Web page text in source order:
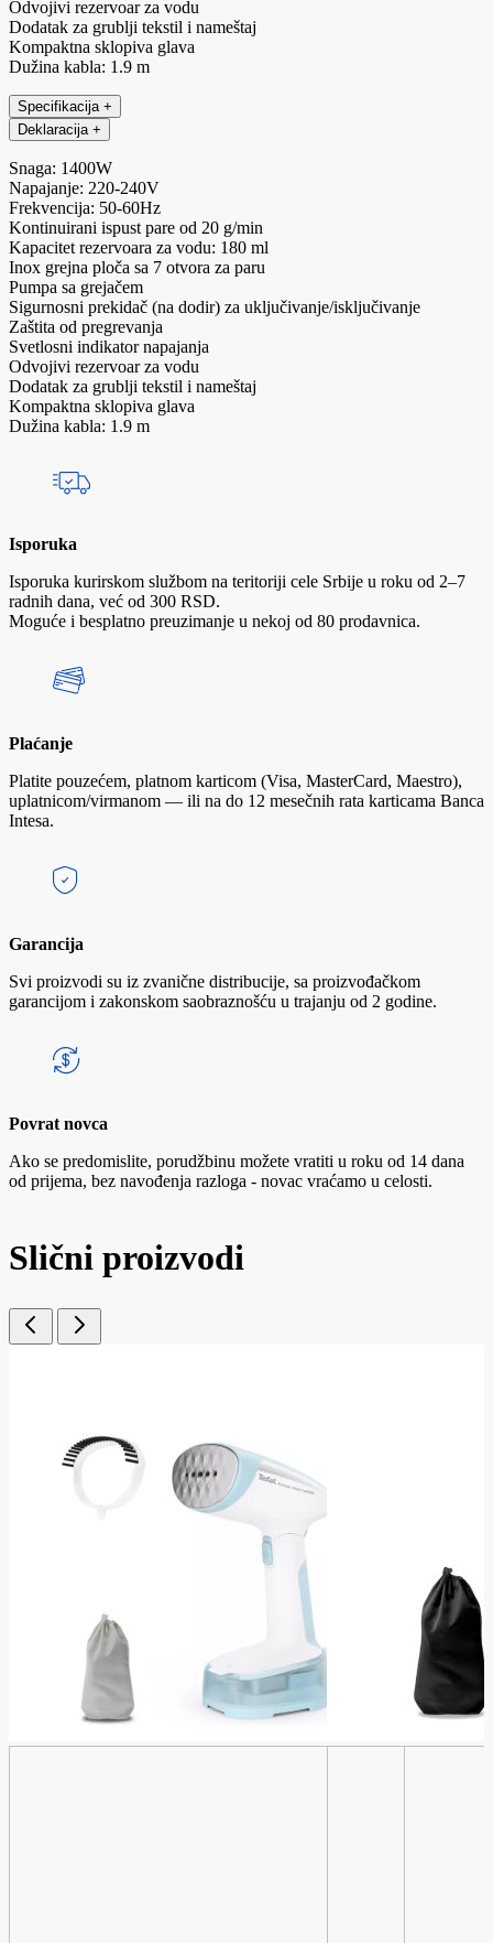
Odvojivi rezervoar za vodu
Dodatak za grublji tekstil i nameštaj
Kompaktna sklopiva glava
Dužina kabla: 1.9 m
Specifikacija +
Deklaracija +
Snaga: 1400W
Napajanje: 220-240V
Frekvencija: 50-60Hz
Kontinuirani ispust pare od 20 g/min
Kapacitet rezervoara za vodu: 180 ml
Inox grejna ploča sa 7 otvora za paru
Pumpa sa grejačem
Sigurnosni prekidač (na dodir) za uključivanje/isključivanje
Zaštita od pregrevanja
Svetlosni indikator napajanja
Odvojivi rezervoar za vodu
Dodatak za grublji tekstil i nameštaj
Kompaktna sklopiva glava
Dužina kabla: 1.9 m
Isporuka
Isporuka kurirskom službom na teritoriji cele Srbije u roku od 2–7
radnih dana, već od 300 RSD.
Moguće i besplatno preuzimanje u nekoj od 80 prodavnica.
Plaćanje
Platite pouzećem, platnom karticom (Visa, MasterCard, Maestro),
uplatnicom/virmanom — ili na do 12 mesečnih rata karticama Banca
Intesa.
Garancija
Svi proizvodi su iz zvanične distribucije, sa proizvođačkom
garancijom i zakonskom saobraznošću u trajanju od 2 godine.
Povrat novca
Ako se predomislite, porudžbinu možete vratiti u roku od 14 dana
od prijema, bez navođenja razloga - novac vraćamo u celosti.
Slični proizvodi